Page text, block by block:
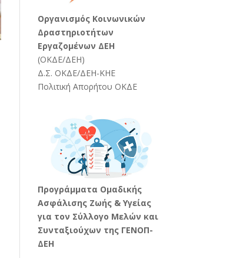
Oργανισμός Κοινωνικών
Δραστηριοτήτων
Εργαζομένων ΔΕΗ
(ΟΚΔΕ/ΔΕΗ)
Δ.Σ. ΟΚΔΕ/ΔΕΗ-ΚΗΕ
Πολιτική Απορήτου ΟΚΔΕ
Προγράμματα Ομαδικής
Ασφάλισης Ζωής & Υγείας
για τον Σύλλογο Μελών και
Συνταξιούχων της ΓΕΝΟΠ-
ΔΕΗ